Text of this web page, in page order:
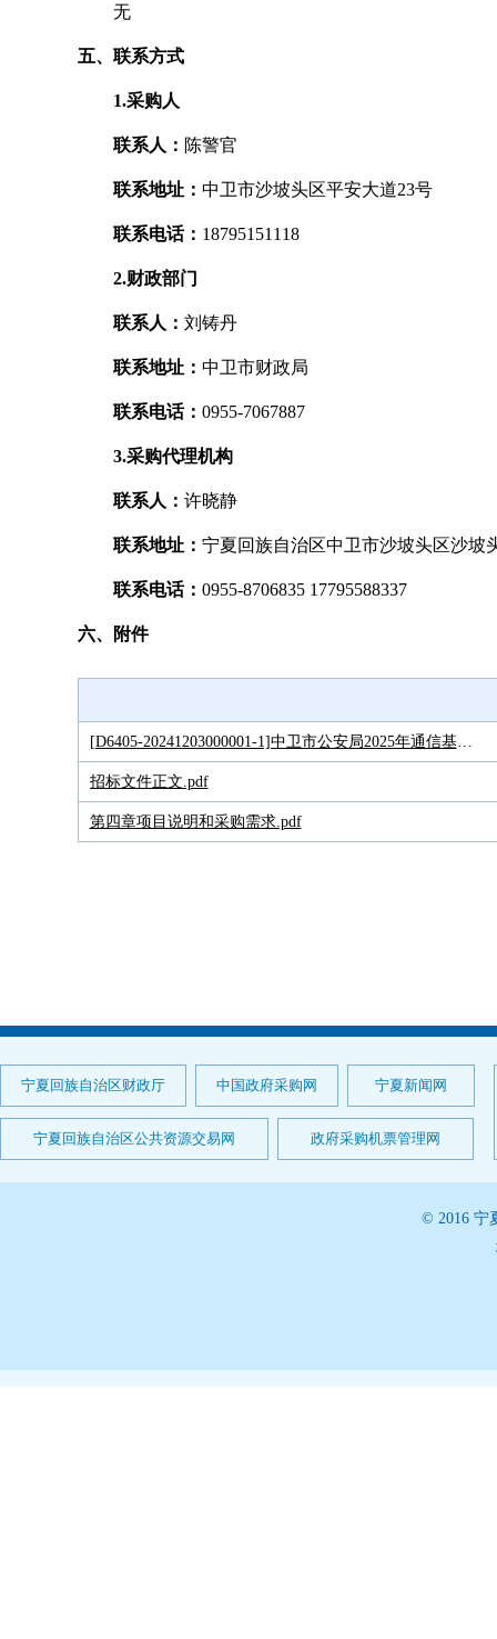
无
五、联系方式
1.采购人
联系人： 陈警官
联系地址： 中卫市沙坡头区平安大道23号
联系电话： 18795151118
2.财政部门
联系人： 刘铸丹
联系地址： 中卫市财政局
联系电话： 0955-7067887
3.采购代理机构
联系人： 许晓静
联系地址： 宁夏回族自治区中卫市沙坡头区沙坡
联系电话： 0955-8706835 17795588337
六、附件
[D6405-20241203000001-1]中卫市公安局2025年通信基站站址租用服务采购项目.NXCF
招标文件正文.pdf
第四章项目说明和采购需求.pdf
宁夏回族自治区财政厅 中国政府采购网 宁夏新闻网
宁夏回族自治区公共资源交易网 政府采购机票管理网
© 2016 宁